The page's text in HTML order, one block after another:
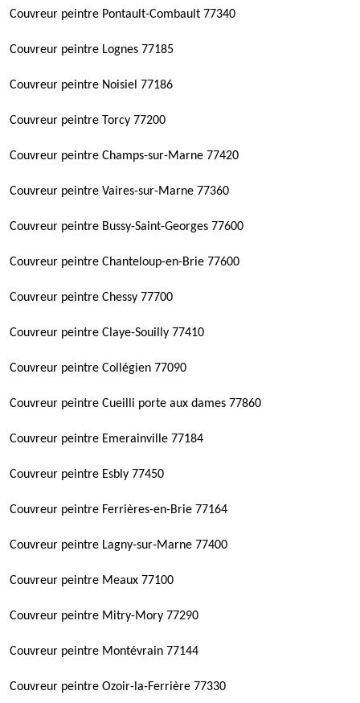
Couvreur peintre Pontault-Combault 77340
Couvreur peintre Lognes 77185
Couvreur peintre Noisiel 77186
Couvreur peintre Torcy 77200
Couvreur peintre Champs-sur-Marne 77420
Couvreur peintre Vaires-sur-Marne 77360
Couvreur peintre Bussy-Saint-Georges 77600
Couvreur peintre Chanteloup-en-Brie 77600
Couvreur peintre Chessy 77700
Couvreur peintre Claye-Souilly 77410
Couvreur peintre Collégien 77090
Couvreur peintre Cueilli porte aux dames 77860
Couvreur peintre Emerainville 77184
Couvreur peintre Esbly 77450
Couvreur peintre Ferrières-en-Brie 77164
Couvreur peintre Lagny-sur-Marne 77400
Couvreur peintre Meaux 77100
Couvreur peintre Mitry-Mory 77290
Couvreur peintre Montévrain 77144
Couvreur peintre Ozoir-la-Ferrière 77330